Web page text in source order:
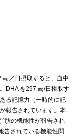
㎎／日摂取すると、血中
DHA を297 ㎎/日摂取す
る記憶力（一時的に記
報告されています。本
肪の機能性が報告され
告されている機能性関